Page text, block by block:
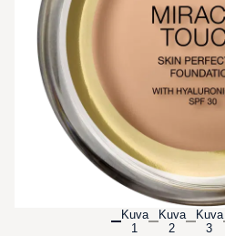
Avaa tuotekuva
Kuva
1
Kuva
2
Kuva
3